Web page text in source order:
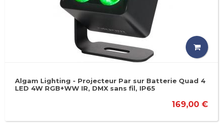
Algam Lighting - Projecteur Par sur Batterie Quad 4
LED 4W RGB+WW IR, DMX sans fil, IP65
169,00 €